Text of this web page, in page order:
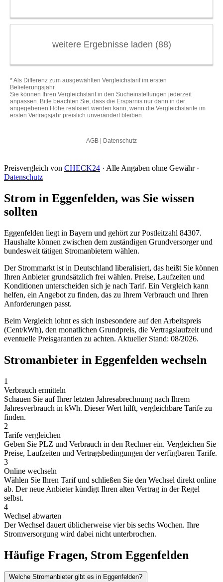
Preisvergleich von CHECK24 · Alle Angaben ohne Gewähr ·
Datenschutz
Strom in Eggenfelden, was Sie wissen
sollten
Eggenfelden liegt in Bayern und gehört zur Postleitzahl 84307.
Haushalte können zwischen dem zuständigen Grundversorger und
bundesweit tätigen Stromanbietern wählen.
Der Strommarkt ist in Deutschland liberalisiert, das heißt Sie können
Ihren Anbieter grundsätzlich frei wählen. Preise, Laufzeiten und
Konditionen unterscheiden sich je nach Tarif. Ein Vergleich kann
helfen, ein Angebot zu finden, das zu Ihrem Verbrauch und Ihren
Anforderungen passt.
Beim Vergleich lohnt es sich insbesondere auf den Arbeitspreis
(Cent/kWh), den monatlichen Grundpreis, die Vertragslaufzeit und
eventuelle Preisgarantien zu achten. Aktueller Stand: 08/2026.
Stromanbieter in Eggenfelden wechseln
1
Verbrauch ermitteln
Schauen Sie auf Ihrer letzten Jahresabrechnung nach Ihrem
Jahresverbrauch in kWh. Dieser Wert hilft, vergleichbare Tarife zu
finden.
2
Tarife vergleichen
Geben Sie PLZ und Verbrauch in den Rechner ein. Vergleichen Sie
Preise, Laufzeiten und Vertragsbedingungen der verfügbaren Tarife.
3
Online wechseln
Wählen Sie Ihren Tarif und schließen Sie den Wechsel direkt online
ab. Der neue Anbieter kündigt Ihren alten Vertrag in der Regel
selbst.
4
Wechsel abwarten
Der Wechsel dauert üblicherweise vier bis sechs Wochen. Ihre
Stromversorgung wird dabei nicht unterbrochen.
Häufige Fragen, Strom Eggenfelden
Welche Stromanbieter gibt es in Eggenfelden?